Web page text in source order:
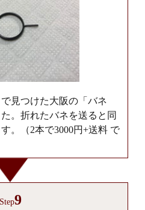
見つけた大阪の「バネ
。折れたバネを送ると同
。（2本で3000円+送料 で
Step9